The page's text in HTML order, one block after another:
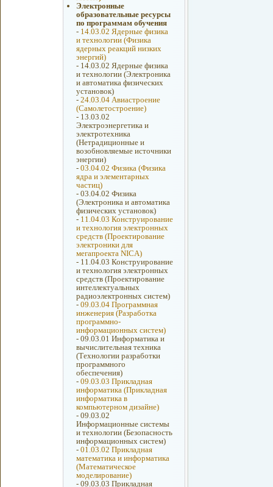
Электронные
образовательные ресурсы
по программам обучения
- 14.03.02 Ядерные физика
и технологии (Физика
ядерных реакций низких
энергий)
- 14.03.02 Ядерные физика
и технологии (Электроника
и автоматика физических
установок)
- 24.03.04 Авиастроение
(Самолетостроение)
- 13.03.02
Электроэнергетика и
электротехника
(Нетрадиционные и
возобновляемые источники
энергии)
- 03.04.02 Физика (Физика
ядра и элементарных
частиц)
- 03.04.02 Физика
(Электроника и автоматика
физических установок)
- 11.04.03 Конструирование
и технология электронных
средств (Проектирование
электроники для
мегапроекта NICA)
- 11.04.03 Конструирование
и технология электронных
средств (Проектирование
интеллектуальных
радиоэлектронных систем)
- 09.03.04 Программная
инженерия (Разработка
программно-
информационных систем)
- 09.03.01 Информатика и
вычислительная техника
(Технологии разработки
программного
обеспечения)
- 09.03.03 Прикладная
информатика (Прикладная
информатика в
компьютерном дизайне)
- 09.03.02
Информационные системы
и технологии (Безопасность
информационных систем)
- 01.03.02 Прикладная
математика и информатика
(Математическое
моделирование)
- 09.03.03 Прикладная